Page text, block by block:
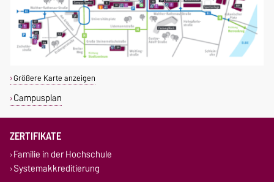
Größere Karte anzeigen
Campusplan
ZERTIFIKATE
Familie in der Hochschule
Systemakkreditierung